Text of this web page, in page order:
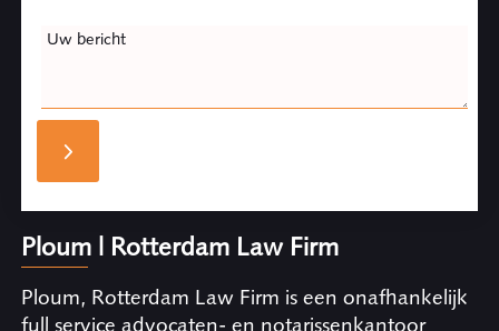
Uw bericht
Ploum | Rotterdam Law Firm
Ploum, Rotterdam Law Firm is een onafhankelijk
full service advocaten- en notarissenkantoor